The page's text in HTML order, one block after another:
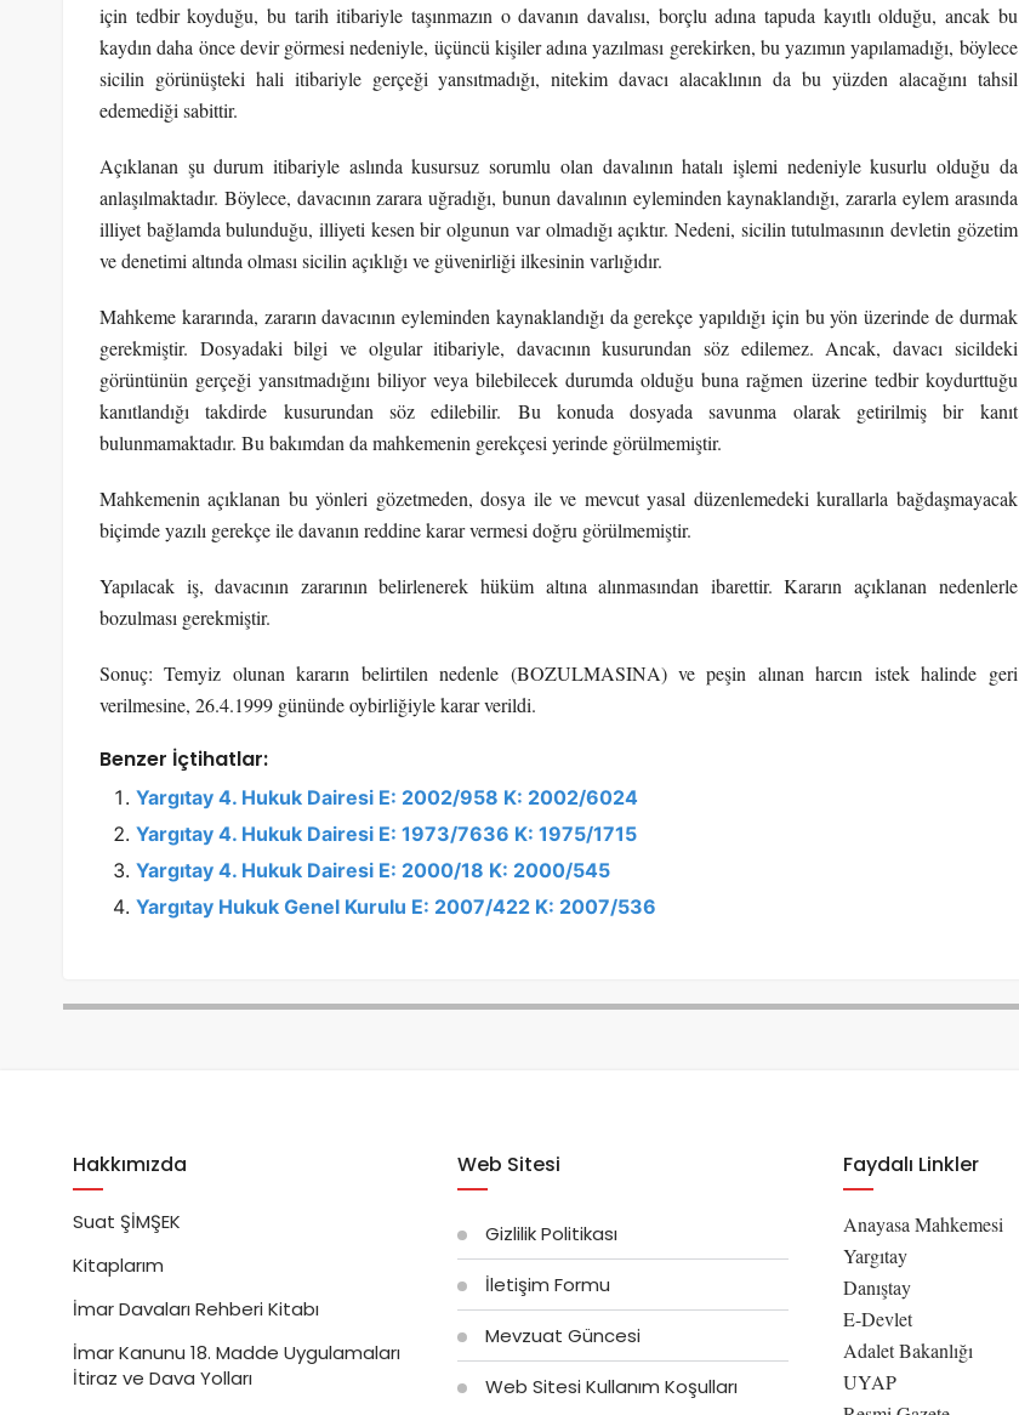
için tedbir koyduğu, bu tarih itibariyle taşınmazın o davanın davalısı, borçlu adına tapuda kayıtlı olduğu, ancak bu
kaydın daha önce devir görmesi nedeniyle, üçüncü kişiler adına yazılması gerekirken, bu yazımın yapılamadığı, böylece
sicilin görünüşteki hali itibariyle gerçeği yansıtmadığı, nitekim davacı alacaklının da bu yüzden alacağını tahsil
edemediği sabittir.
Açıklanan şu durum itibariyle aslında kusursuz sorumlu olan davalının hatalı işlemi nedeniyle kusurlu olduğu da
anlaşılmaktadır. Böylece, davacının zarara uğradığı, bunun davalının eyleminden kaynaklandığı, zararla eylem arasında
illiyet bağlamda bulunduğu, illiyeti kesen bir olgunun var olmadığı açıktır. Nedeni, sicilin tutulmasının devletin gözetim
ve denetimi altında olması sicilin açıklığı ve güvenirliği ilkesinin varlığıdır.
Mahkeme kararında, zararın davacının eyleminden kaynaklandığı da gerekçe yapıldığı için bu yön üzerinde de durmak
gerekmiştir. Dosyadaki bilgi ve olgular itibariyle, davacının kusurundan söz edilemez. Ancak, davacı sicildeki
görüntünün gerçeği yansıtmadığını biliyor veya bilebilecek durumda olduğu buna rağmen üzerine tedbir koydurttuğu
kanıtlandığı takdirde kusurundan söz edilebilir. Bu konuda dosyada savunma olarak getirilmiş bir kanıt
bulunmamaktadır. Bu bakımdan da mahkemenin gerekçesi yerinde görülmemiştir.
Mahkemenin açıklanan bu yönleri gözetmeden, dosya ile ve mevcut yasal düzenlemedeki kurallarla bağdaşmayacak
biçimde yazılı gerekçe ile davanın reddine karar vermesi doğru görülmemiştir.
Yapılacak iş, davacının zararının belirlenerek hüküm altına alınmasından ibarettir. Kararın açıklanan nedenlerle
bozulması gerekmiştir.
Sonuç: Temyiz olunan kararın belirtilen nedenle (BOZULMASINA) ve peşin alınan harcın istek halinde geri
verilmesine, 26.4.1999 gününde oybirliğiyle karar verildi.
Benzer İçtihatlar:
Yargıtay 4. Hukuk Dairesi E: 2002/958 K: 2002/6024
Yargıtay 4. Hukuk Dairesi E: 1973/7636 K: 1975/1715
Yargıtay 4. Hukuk Dairesi E: 2000/18 K: 2000/545
Yargıtay Hukuk Genel Kurulu E: 2007/422 K: 2007/536
Hakkımızda
Suat ŞİMŞEK
Kitaplarım
İmar Davaları Rehberi Kitabı
İmar Kanunu 18. Madde Uygulamaları
İtiraz ve Dava Yolları
Web Sitesi
Gizlilik Politikası
İletişim Formu
Mevzuat Güncesi
Web Sitesi Kullanım Koşulları
Faydalı Linkler
Anayasa Mahkemesi
Yargıtay
Danıştay
E-Devlet
Adalet Bakanlığı
UYAP